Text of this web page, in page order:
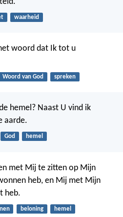
waarheid
woord dat Ik tot u
Woord van God spreken
hemel? Naast U vind ik
aarde.
God hemel
met Mij te zitten op Mijn
heb, en Mij met Mijn
heb.
beloning hemel